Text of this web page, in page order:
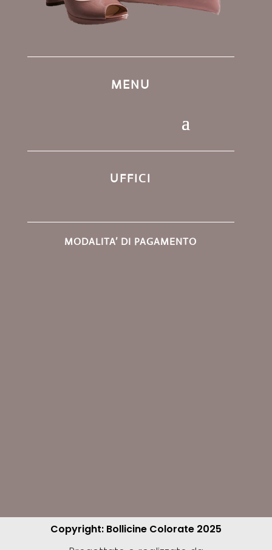
MENU
UFFICI
MODALITA’ DI PAGAMENTO
Copyright: Bollicine Colorate 2025